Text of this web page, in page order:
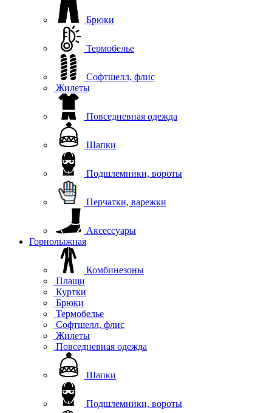
Брюки
Термобелье
Софтшелл, флис
Жилеты
Повседневная одежда
Шапки
Подшлемники, вороты
Перчатки, варежки
Аксессуары
Горнолыжная
Комбинезоны
Плащи
Куртки
Брюки
Термобелье
Софтшелл, флис
Жилеты
Повседневная одежда
Шапки
Подшлемники, вороты